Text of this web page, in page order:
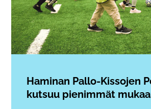
Haminan Pallo-Kissojen
kutsuu pienimmät